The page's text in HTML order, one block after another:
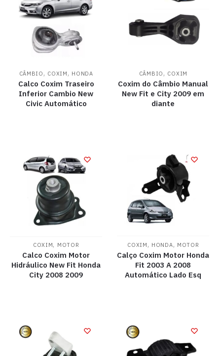
CÂMBIO , COXIM , HONDA
Calco Coxim Traseiro
Inferior Cambio New
Civic Automático
CÂMBIO , COXIM
Coxim do Câmbio Manual
New Fit e City 2009 em
diante
COXIM, MOTOR
Calco Coxim Motor
Hidráulico New Fit Honda
City 2008 2009
COXIM , HONDA, MOTOR
Calço Coxim Motor Honda
Fit 2003 A 2008
Automático Lado Esq